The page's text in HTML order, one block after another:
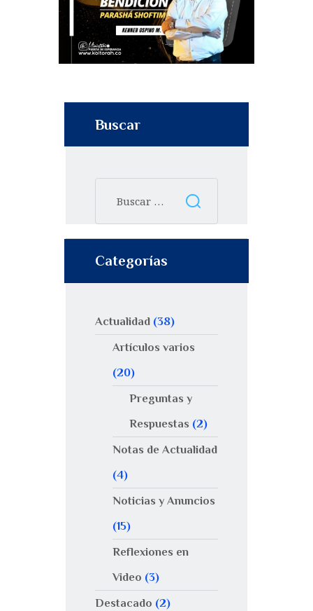
Buscar
Categorías
Actualidad (38)
Artículos varios
(20)
Preguntas y
Respuestas (2)
Notas de Actualidad
(4)
Noticias y Anuncios
(15)
Reflexiones en
Video (3)
Destacado (2)